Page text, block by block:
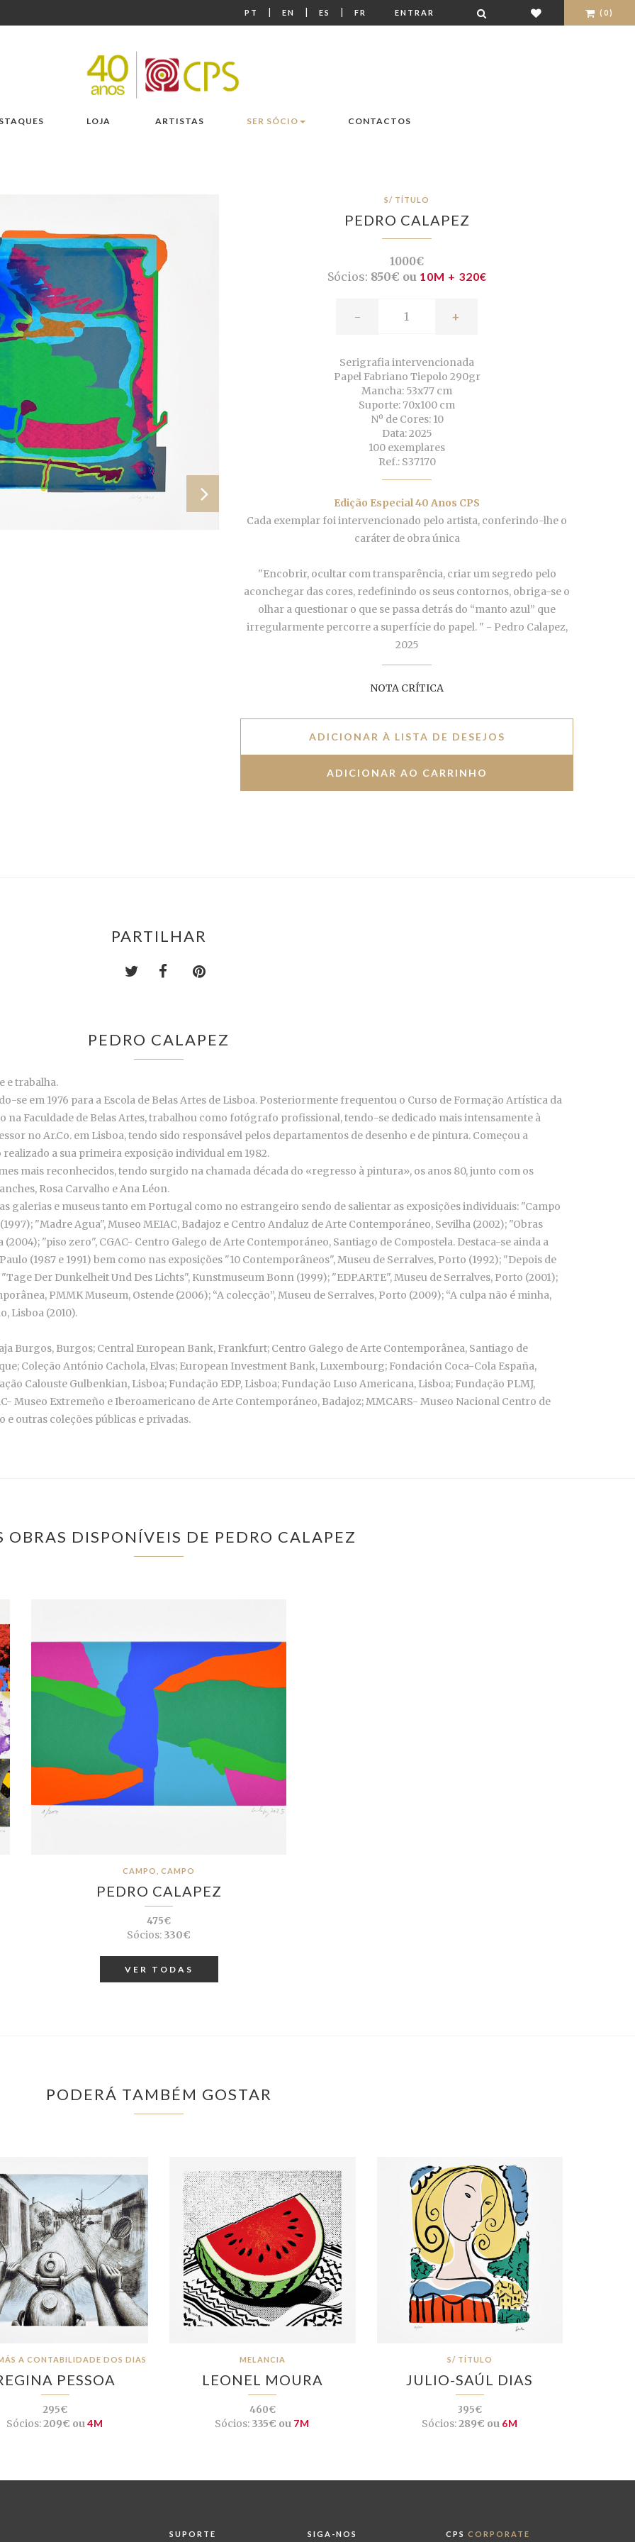
PT | EN | ES | FR ENTRAR (0)
LOJA ARTISTAS SER SÓCIO CONTACTOS
S/ TÍTULO
PEDRO CALAPEZ
1000€
Sócios: 850€ ou 10M + 320€
- +
Serigrafia intervencionada
Papel Fabriano Tiepolo 290gr
Mancha: 53x77 cm
Suporte: 70x100 cm
Nº de Cores: 10
Data: 2025
100 exemplares
Ref.: S37170
Edição Especial 40 Anos CPS
Cada exemplar foi intervencionado pelo artista, conferindo-lhe o
caráter de obra única
"Encobrir, ocultar com transparência, criar um segredo pelo
aconchegar das cores, redefinindo os seus contornos, obriga-se o
olhar a questionar o que se passa detrás do “manto azul” que
irregularmente percorre a superfície do papel. " - Pedro Calapez,
2025
NOTA CRÍTICA
ADICIONAR À LISTA DE DESEJOS
PARTILHAR
PEDRO CALAPEZ
e trabalha.
em 1976 para a Escola de Belas Artes de Lisboa. Posteriormente frequentou o Curso de Formação Artística da
na Faculdade de Belas Artes, trabalhou como fotógrafo profissional, tendo-se dedicado mais intensamente à
no Ar.Co. em Lisboa, tendo sido responsável pelos departamentos de desenho e de pintura. Começou a
a sua primeira exposição individual em 1982.
mais reconhecidos, tendo surgido na chamada década do «regresso à pintura», os anos 80, junto com os
Rosa Carvalho e Ana Léon.
galerias e museus tanto em Portugal como no estrangeiro sendo de salientar as exposições individuais: "Campo
"Madre Agua", Museo MEIAC, Badajoz e Centro Andaluz de Arte Contemporáneo, Sevilha (2002); "Obras
"piso zero", CGAC- Centro Galego de Arte Contemporáneo, Santiago de Compostela. Destaca-se ainda a
(1987 e 1991) bem como nas exposições "10 Contemporâneos", Museu de Serralves, Porto (1992); "Depois de
Der Dunkelheit Und Des Lichts", Kunstmuseum Bonn (1999); "EDP.ARTE", Museu de Serralves, Porto (2001);
PMMK Museum, Ostende (2006); “A colecção”, Museu de Serralves, Porto (2009); “A culpa não é minha,
Lisboa (2010).
Burgos, Burgos; Central European Bank, Frankfurt; Centro Galego de Arte Contemporânea, Santiago de
Coleção António Cachola, Elvas; European Investment Bank, Luxembourg; Fondación Coca-Cola España,
Calouste Gulbenkian, Lisboa; Fundação EDP, Lisboa; Fundação Luso Americana, Lisboa; Fundação PLMJ,
Museo Extremeño e Iberoamericano de Arte Contemporáneo, Badajoz; MMCARS- Museo Nacional Centro de
e outras coleções públicas e privadas.
OBRAS DISPONÍVEIS DE PEDRO CALAPEZ
CAMPO, CAMPO
PEDRO CALAPEZ
475€
Sócios: 330€
VER TODAS
PODERÁ TAMBÉM GOSTAR
A CONTABILIDADE DOS DIAS
PESSOA
295€
Sócios:209€ ou4M
MELANCIA
LEONEL MOURA
460€
Sócios: 335€ ou 7M
S/ TÍTULO
JULIO-SAÚL DIAS
395€
Sócios:289€ ou 6M
SUPORTE SIGA-NOS CPS CORPORATE